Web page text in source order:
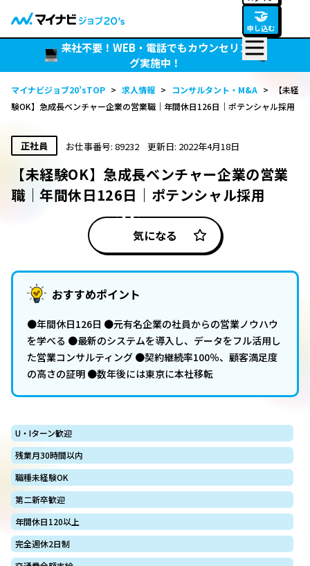
🤝
申し込む
来社不要！WEB・電話でもカウンセリン
グ実施中！
マイナビジョブ20’sTOP > 求人情報 > コンサルタント・M&A >
【未経
験OK】急成長ベンチャー企業の営業職｜年間休日126日｜ポテンシャル採用
正社員 お仕事番号: 89232 更新日: 2022年4月18日
【未経験OK】急成長ベンチャー企業の営業
職｜年間休日126日｜ポテンシャル採用
気になる
おすすめポイント
●年間休日126日 ●元有名企業の社員からの営業ノウハウ
を学べる ●最新のシステムを導入し、データをフル活用し
た営業コンサルティング ●契約継続率100％、顧客満足度
の高さの証明 ●数年後には東京に本社移転
U・Iターン歓迎
残業月30時間以内
職種未経験OK
第二新卒歓迎
年間休日120以上
完全週休2日制